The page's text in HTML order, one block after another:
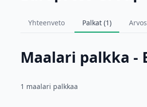
Yhteenveto Palkat (1)
Maalari palkka -
1 maalari palkkaa